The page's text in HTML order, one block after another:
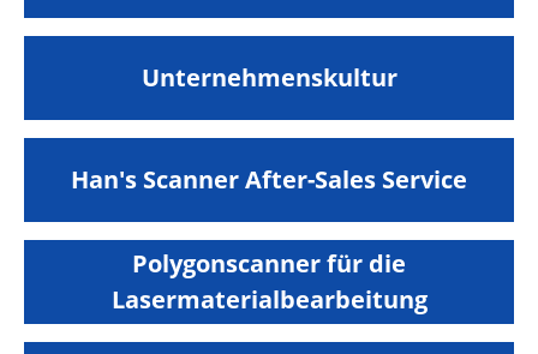
Unternehmenskultur
Han's Scanner After-Sales Service
Polygonscanner für die
Lasermaterialbearbeitung